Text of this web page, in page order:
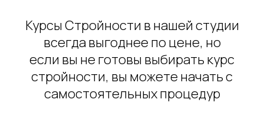
Курсы Стройности в нашей студии
всегда выгоднее по цене, но
если вы не готовы выбирать курс
стройности, вы можете начать с
самостоятельных процедур